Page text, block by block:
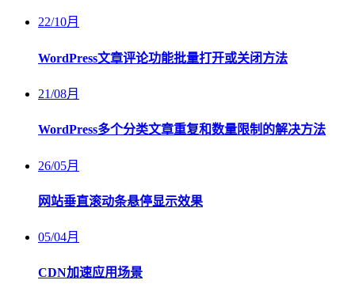
22/10月
WordPress文章评论功能批量打开或关闭方法
21/08月
WordPress多个分类文章重复和数量限制的解决方法
26/05月
网站垂直滚动条悬停显示效果
05/04月
CDN加速应用场景